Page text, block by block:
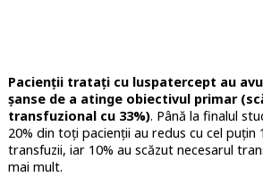
Pacienții tratați cu luspatercept au
șanse de a atinge obiectivul primar
transfuzional cu 33%). Până la finalul
20% din toți pacienții au redus cu cel puțin
transfuzii, iar 10% au scăzut necesarul
mai mult.